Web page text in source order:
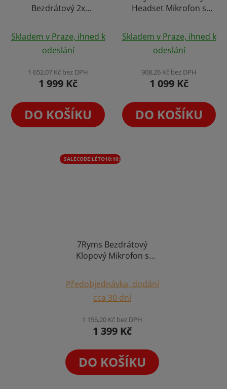
Bezdrátový 2x
Potlačením Šumu na
Natáčení Videí
Skladem v Praze, ihned k
odeslání
1 652,07 Kč bez DPH
1 999 Kč
DO KOŠÍKU
Headset Mikrofon s
Reproduktorem 5W
pro Menší Skupiny
Karaoke Set WA1
hodnocení
produktu
je
5,0
5
hvězdiček.
Skladem v Praze, ihned k
odeslání
908,26 Kč bez DPH
1 099 Kč
DO KOŠÍKU
SALECODE:LÉTO10:10:%
7Ryms Bezdrátový
Klopový Mikrofon s
Reproduktorem 5W
pro Menší Skupiny
Karaoke Set WA2
Předobjednávka, dodání
cca 30 dní
1 156,20 Kč bez DPH
1 399 Kč
DO KOŠÍKU